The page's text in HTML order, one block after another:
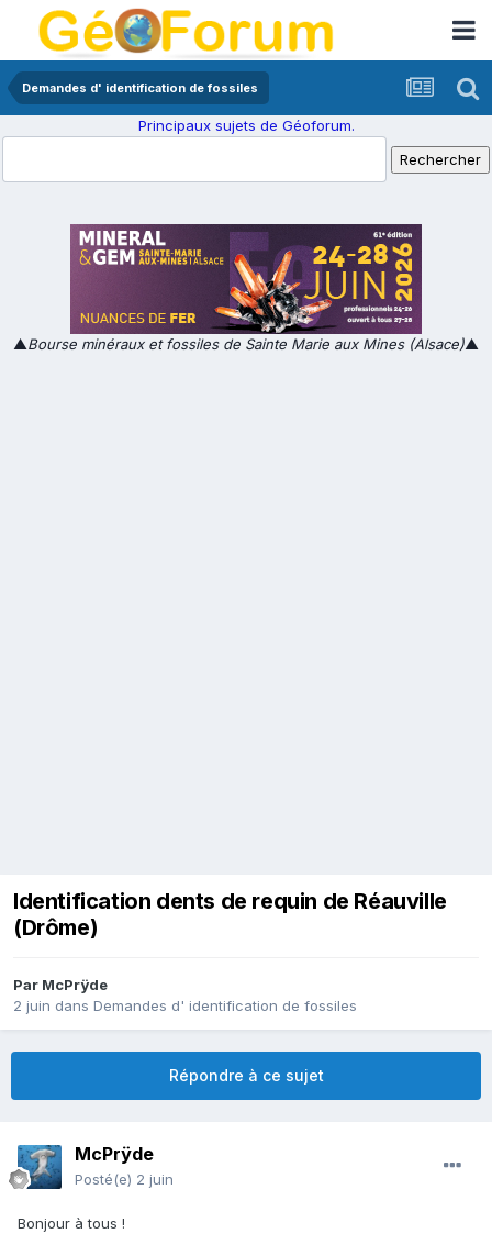
Demandes d' identification de fossiles
Principaux sujets de Géoforum.
▲Bourse minéraux et fossiles de Sainte Marie aux Mines (Alsace)▲
Identification dents de requin de Réauville
(Drôme)
Par McPrÿde
2 juin dans Demandes d' identification de fossiles
Répondre à ce sujet
McPrÿde
Posté(e) 2 juin
Bonjour à tous !